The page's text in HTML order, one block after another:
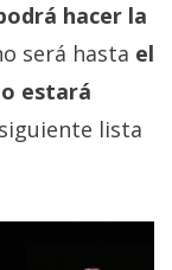
hacer la
será hasta el
estará
lista